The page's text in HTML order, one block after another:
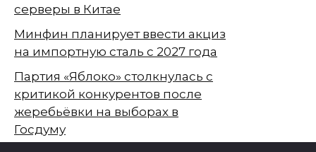
серверы в Китае
Минфин планирует ввести акциз
на импортную сталь с 2027 года
Партия «Яблоко» столкнулась с
критикой конкурентов после
жеребьёвки на выборах в
Госдуму